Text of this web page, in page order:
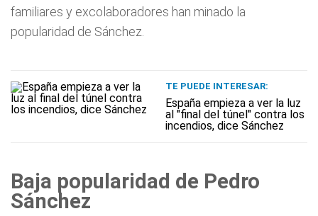
familiares y excolaboradores han minado la
popularidad de Sánchez.
TE PUEDE INTERESAR:
España empieza a ver la luz
al "final del túnel" contra los
incendios, dice Sánchez
Baja popularidad de Pedro
Sánchez